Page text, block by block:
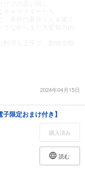
2024年04月15日
限定おまけ付き】
購入済み
読む